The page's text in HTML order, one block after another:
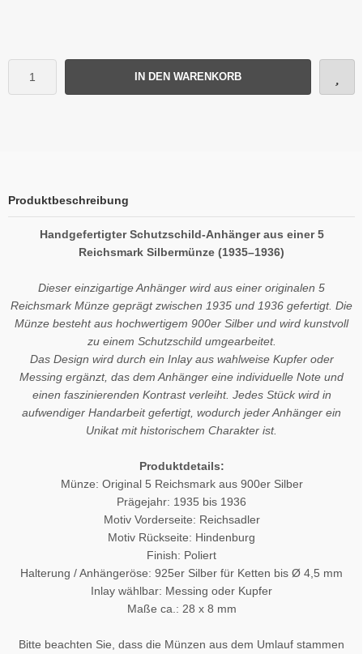
IN DEN WARENKORB
Produktbeschreibung
Handgefertigter Schutzschild-Anhänger aus einer 5
Reichsmark Silbermünze (1935–1936)
Dieser einzigartige Anhänger wird aus einer originalen 5
Reichsmark Münze geprägt zwischen 1935 und 1936 gefertigt. Die
Münze besteht aus hochwertigem 900er Silber und wird kunstvoll
zu einem Schutzschild umgearbeitet.
Das Design wird durch ein Inlay aus wahlweise Kupfer oder
Messing ergänzt, das dem Anhänger eine individuelle Note und
einen faszinierenden Kontrast verleiht. Jedes Stück wird in
aufwendiger Handarbeit gefertigt, wodurch jeder Anhänger ein
Unikat mit historischem Charakter ist.
Produktdetails:
Münze: Original 5 Reichsmark aus 900er Silber
Prägejahr: 1935 bis 1936
Motiv Vorderseite: Reichsadler
Motiv Rückseite: Hindenburg
Finish: Poliert
Halterung / Anhängeröse: 925er Silber für Ketten bis Ø 4,5 mm
Inlay wählbar: Messing oder Kupfer
Maße ca.: 28 x 8 mm
Bitte beachten Sie, dass die Münzen aus dem Umlauf stammen